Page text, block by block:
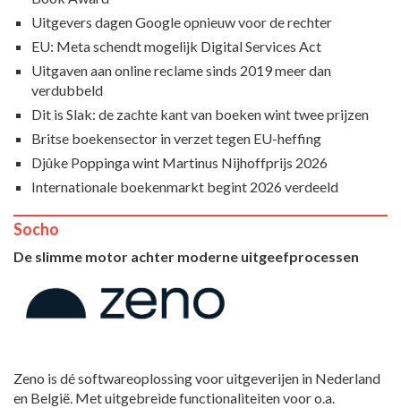
Uitgevers dagen Google opnieuw voor de rechter
EU: Meta schendt mogelijk Digital Services Act
Uitgaven aan online reclame sinds 2019 meer dan
verdubbeld
Dit is Slak: de zachte kant van boeken wint twee prijzen
Britse boekensector in verzet tegen EU-heffing
Djûke Poppinga wint Martinus Nijhoffprijs 2026
Internationale boekenmarkt begint 2026 verdeeld
Socho
De slimme motor achter moderne uitgeefprocessen
Zeno is dé softwareoplossing voor uitgeverijen in Nederland
en België. Met uitgebreide functionaliteiten voor o.a.